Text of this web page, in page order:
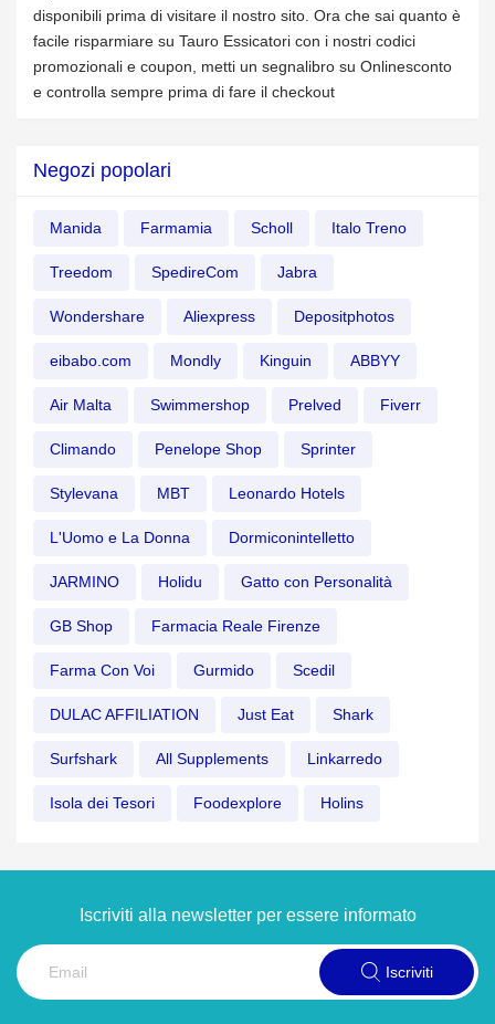
disponibili prima di visitare il nostro sito. Ora che sai quanto è
facile risparmiare su Tauro Essicatori con i nostri codici
promozionali e coupon, metti un segnalibro su Onlinesconto
e controlla sempre prima di fare il checkout
Negozi popolari
Manida Farmamia Scholl Italo Treno
Treedom SpedireCom Jabra
Wondershare Aliexpress Depositphotos
eibabo.com Mondly Kinguin ABBYY
Air Malta Swimmershop Prelved Fiverr
Climando Penelope Shop Sprinter
Stylevana MBT Leonardo Hotels
L'Uomo e La Donna Dormiconintelletto
JARMINO Holidu Gatto con Personalità
GB Shop Farmacia Reale Firenze
Farma Con Voi Gurmido Scedil
DULAC AFFILIATION Just Eat Shark
Surfshark All Supplements Linkarredo
Isola dei Tesori Foodexplore Holins
Iscriviti alla newsletter per essere informato
Iscriviti